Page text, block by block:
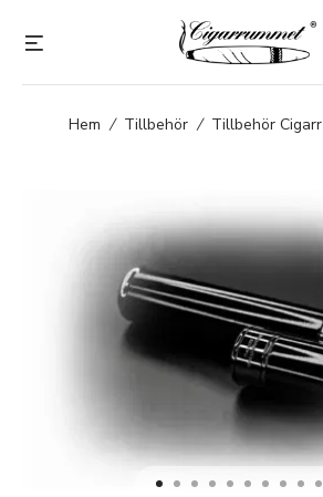
Hem / Tillbehör / Tillbehör Cigarr